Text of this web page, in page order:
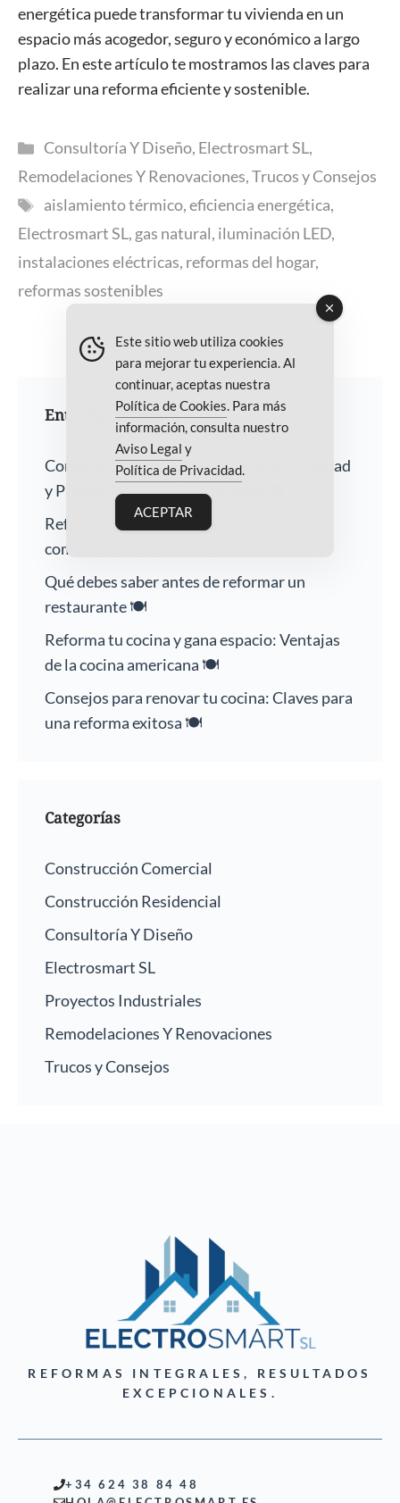
energética puede transformar tu vivienda en un
espacio más acogedor, seguro y económico a largo
plazo. En este artículo te mostramos las claves para
realizar una reforma eficiente y sostenible.
Categorías
Consultoría Y Diseño, Electrosmart SL,
Remodelaciones Y Renovaciones,Trucos y Consejos
Etiquetas
aislamiento térmico,eficiencia energética,
Electrosmart SL, gas natural, iluminación LED,
instalaciones eléctricas, reformas del hogar,
reformas sostenibles
Entradas recientes
Confíe su Hogar a Nuestra Empresa: Calidad
y Profesionalismo Garantizados 🏠🔨
Reforma de baños: Aumenta el valor y la
comodidad de tu hogar 🛁
Qué debes saber antes de reformar un
restaurante 🍽️
Reforma tu cocina y gana espacio: Ventajas
de la cocina americana 🍽️
Consejos para renovar tu cocina: Claves para
una reforma exitosa 🍽️
Categorías
Construcción Comercial
Construcción Residencial
Consultoría Y Diseño
Electrosmart SL
Proyectos Industriales
Remodelaciones Y Renovaciones
Trucos y Consejos
REFORMAS INTEGRALES, RESULTADOS
EXCEPCIONALES.
+34 624 38 84 48
Este sitio web utiliza cookies
para mejorar tu experiencia. Al
continuar, aceptas nuestra
Política de Cookies. Para más
información, consulta nuestro
Aviso Legal y
Política de Privacidad.
ACEPTAR